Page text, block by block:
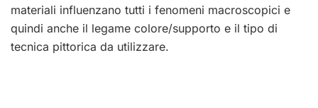
materiali influenzano tutti i fenomeni macroscopici e
quindi anche il legame colore/supporto e il tipo di
tecnica pittorica da utilizzare.